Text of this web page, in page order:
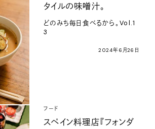
タイルの味噌汁。
どのみち毎日食べるから。Vol.1
3
2024年6月26日
フード
スペイン料理店『フォンダ